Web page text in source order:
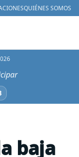
QUIÉNES SOMOS
baja